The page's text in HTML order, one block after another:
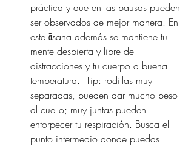
práctica y que en las pausas pueden
ser observados de mejor manera. En
este āsana además se mantiene tu
mente despierta y libre de
distracciones y tu cuerpo a buena
temperatura.  Tip: rodillas muy
separadas, pueden dar mucho peso
al cuello; muy juntas pueden
entorpecer tu respiración. Busca el
punto intermedio donde puedas